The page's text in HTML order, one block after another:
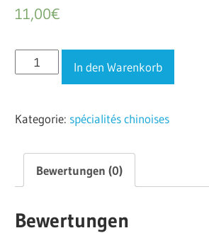
11,00€
Nouilles
sautées
poulet
In den Warenkorb
Kategorie: spécialités chinoises
Bewertungen (0)
Bewertungen